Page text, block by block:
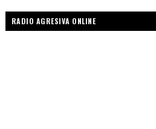
RADIO AGRESIVA ONLINE